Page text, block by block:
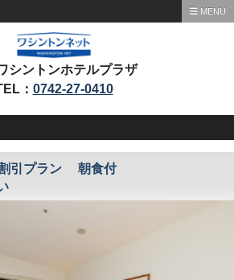
MENU
シントンホテルプラザ
： 0742-27-0410
引プラン 朝食付